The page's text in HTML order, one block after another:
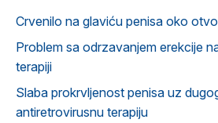
Crvenilo na glaviću penisa oko
Problem sa odrzavanjem erekcije
terapiji
Slaba prokrvljenost penisa uz
antiretrovirusnu terapiju